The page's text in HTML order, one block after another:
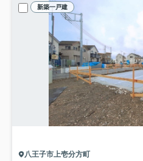
新築一戸建
八王子市上壱分方町